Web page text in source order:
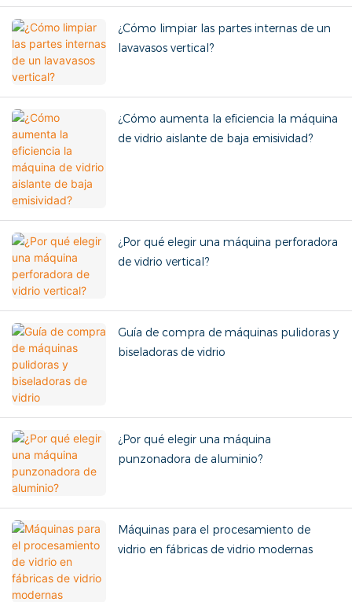
¿Cómo limpiar las partes internas de un
lavavasos vertical?
¿Cómo aumenta la eficiencia la máquina
de vidrio aislante de baja emisividad?
¿Por qué elegir una máquina perforadora
de vidrio vertical?
Guía de compra de máquinas pulidoras y
biseladoras de vidrio
¿Por qué elegir una máquina
punzonadora de aluminio?
Máquinas para el procesamiento de
vidrio en fábricas de vidrio modernas